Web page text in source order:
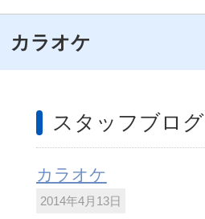
カラオケ
スタッフブログ
カラオケ
2014年4月13日